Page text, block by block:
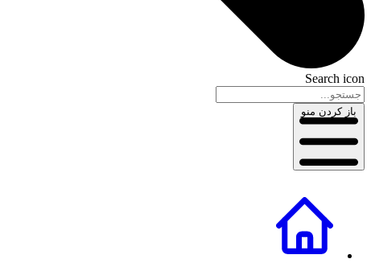
Search icon
باز کردن منو